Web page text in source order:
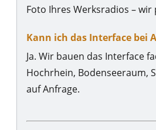
Foto Ihres Werksradios –
Kann ich das Interface bei
Ja. Wir bauen das Interface
Hochrhein, Bodenseeraum,
auf Anfrage.